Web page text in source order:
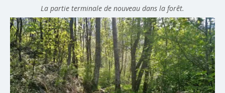
La partie terminale de nouveau dans la forêt.